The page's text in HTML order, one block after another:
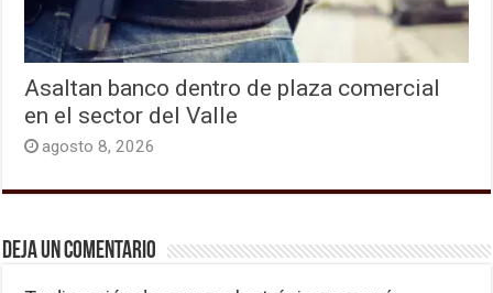
Asaltan banco dentro de plaza comercial
en el sector del Valle
agosto 8, 2026
Deja un comentario